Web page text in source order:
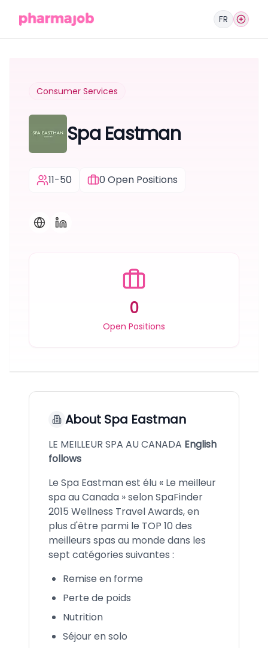
FR
Consumer Services
Spa Eastman
11-50 0Open Positions
0
Open Positions
About Spa Eastman
LE MEILLEUR SPA AU CANADA English
follows
Le Spa Eastman est élu « Le meilleur
spa au Canada » selon SpaFinder
2015 Wellness Travel Awards, en
plus d'être parmi le TOP 10 des
meilleurs spas au monde dans les
sept catégories suivantes :
Remise en forme
Perte de poids
Nutrition
Séjour en solo